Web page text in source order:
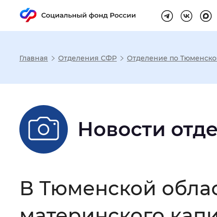
Настройка
Размер шрифта
Шрифт
Интервал между буквами:
Главная Отделения СФР Отделение по
Новости
В Тюменской